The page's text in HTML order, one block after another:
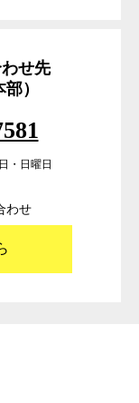
わせ先
）
・日曜日
わせ